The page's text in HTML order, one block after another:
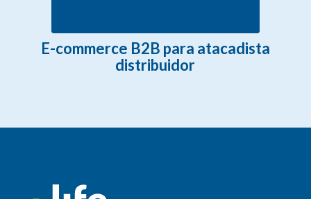
E-commerce B2B para atacadista
distribuidor